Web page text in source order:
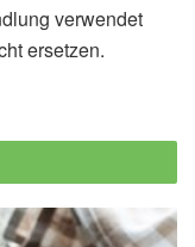
verwendet
ersetzen.